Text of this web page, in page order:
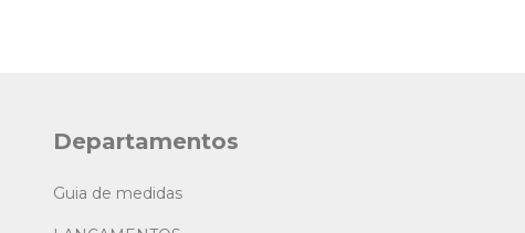
Departamentos
Guia de medidas